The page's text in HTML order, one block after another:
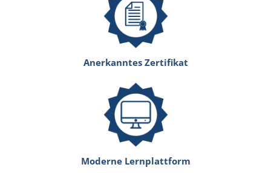
Anerkanntes Zertifikat
Moderne Lernplattform